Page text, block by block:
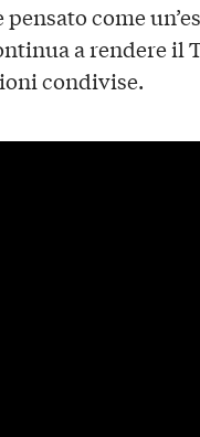
come
a rendere il
condivise.